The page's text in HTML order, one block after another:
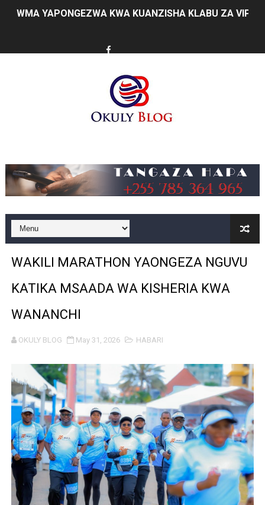
WMA YAPONGEZWA KWA KUANZISHA KLABU ZA
LONDO: KUONGEZA THAMANI YA MAZAO NDIO NJIA
WRRB YAJA NA UBUNIFU KWENYE ZAO LA PARACHICHI
TPDC YARIDHISHWA NA MAENDELEO YA UJENZI WA
NHIF: BIMA YA AFYA NI MSINGI WA MAISHA YA KILA
LONDO AIPONGEZA FCC KWA KUJENGA USHINDANI
WACHIMBAJI WADOGO NAMUNGO WAOMBA
DARAJA LA BILIONI 1.2 KUONDOA KERO YA USAFIRI
FURSA ZA BIASHARA ZA MABILIONI KATIKA MIGODI
EWURA KANDA YA KATI YATOA WITO KUHUSU LESENI
Rais Dkt. Samia Afungua Rasmi Miundombinu ya BRT
KIELELEZO KIPYA CHA VIWANGO VYA FAIDA VYA
WATUMISHI WA WIZARA YA FEDHA WATAKIWA
WAKILI MARATHON YAONGEZA NGUVU
KATIKA MSAADA WA KISHERIA KWA
WANANCHI
OKULY BLOG May 31, 2026 HABARI